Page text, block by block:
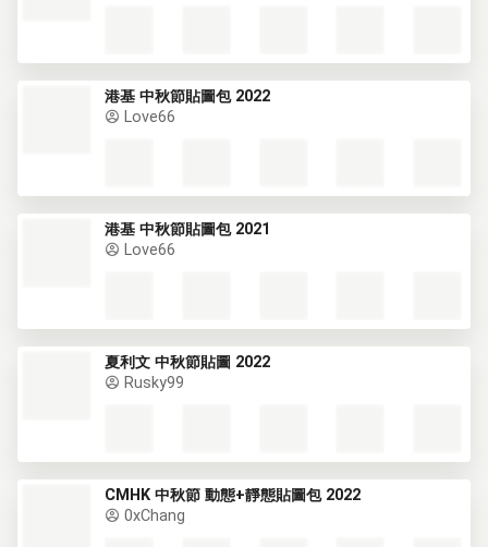
港基 中秋節貼圖包 2022
Love66
港基 中秋節貼圖包 2021
Love66
夏利文 中秋節貼圖 2022
Rusky99
CMHK 中秋節 動態+靜態貼圖包 2022
0xChang